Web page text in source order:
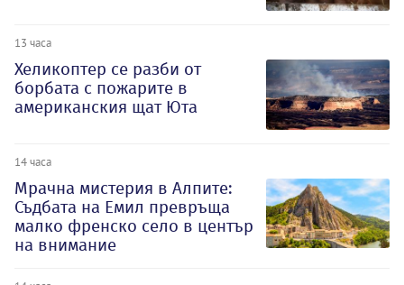
13 часа
Хеликоптер се разби от
борбата с пожарите в
американския щат Юта
14 часа
Мрачна мистерия в Алпите:
Съдбата на Емил превръща
малко френско село в център
на внимание